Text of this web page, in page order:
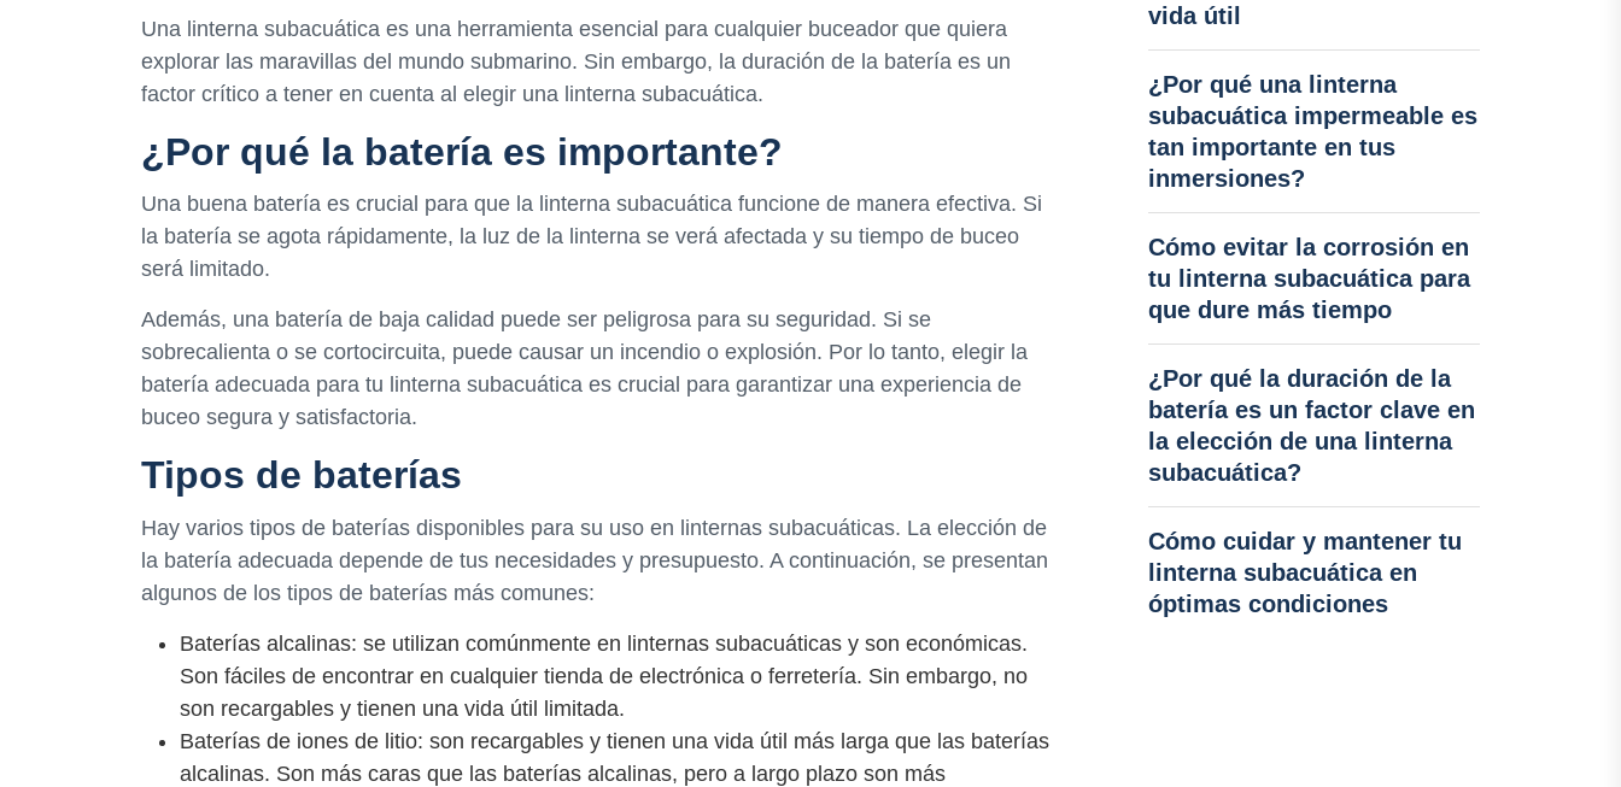
Una linterna subacuática es una herramienta esencial para cualquier buceador que quiera
explorar las maravillas del mundo submarino. Sin embargo, la duración de la batería es un
factor crítico a tener en cuenta al elegir una linterna subacuática.
¿Por qué la batería es importante?
Una buena batería es crucial para que la linterna subacuática funcione de manera efectiva. Si
la batería se agota rápidamente, la luz de la linterna se verá afectada y su tiempo de buceo
será limitado.
Además, una batería de baja calidad puede ser peligrosa para su seguridad. Si se
sobrecalienta o se cortocircuita, puede causar un incendio o explosión. Por lo tanto, elegir la
batería adecuada para tu linterna subacuática es crucial para garantizar una experiencia de
buceo segura y satisfactoria.
Tipos de baterías
Hay varios tipos de baterías disponibles para su uso en linternas subacuáticas. La elección de
la batería adecuada depende de tus necesidades y presupuesto. A continuación, se presentan
algunos de los tipos de baterías más comunes:
Baterías alcalinas: se utilizan comúnmente en linternas subacuáticas y son económicas.
Son fáciles de encontrar en cualquier tienda de electrónica o ferretería. Sin embargo, no
son recargables y tienen una vida útil limitada.
Baterías de iones de litio: son recargables y tienen una vida útil más larga que las baterías
alcalinas. Son más caras que las baterías alcalinas, pero a largo plazo son más
vida útil
¿Por qué una linterna
subacuática impermeable es
tan importante en tus
inmersiones?
Cómo evitar la corrosión en
tu linterna subacuática para
que dure más tiempo
¿Por qué la duración de la
batería es un factor clave en
la elección de una linterna
subacuática?
Cómo cuidar y mantener tu
linterna subacuática en
óptimas condiciones